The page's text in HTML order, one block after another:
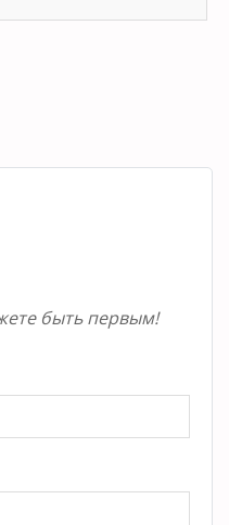
быть первым!